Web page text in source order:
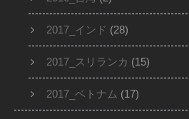
2017_インド (28)
2017_スリランカ (15)
2017_ベトナム (17)